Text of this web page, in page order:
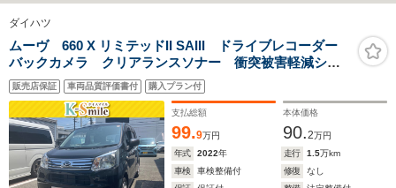
ダイハツ
ムーヴ 660 X リミテッドII SAIII ドライブレコーダー
バックカメラ クリアランスソナー 衝突被害軽減シス
テム オートマチックハイビーム オートライト LED
ヘッドランプ スマートキー アイドリングストップ
電動格納ミラー
販売店保証 車両品質評価書付 購入プラン付
支払総額
99.9万円
本体価格
90.2万円
年式
2022年 走行 1.5万km
車検
車検整備付 修復
なし